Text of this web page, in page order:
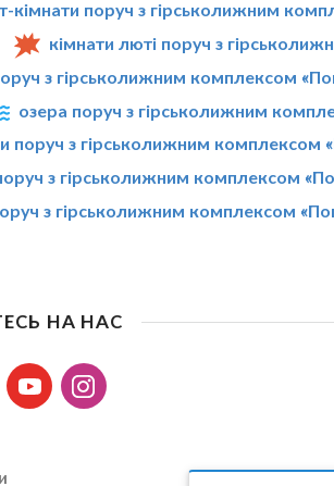
кімнати поруч з гірськолижним
кімнати люті поруч з
з гірськолижним комплексом
озера поруч з гірськолижним
поруч з гірськолижним комплексом
з гірськолижним комплексом
з гірськолижним комплексом
НА НАС